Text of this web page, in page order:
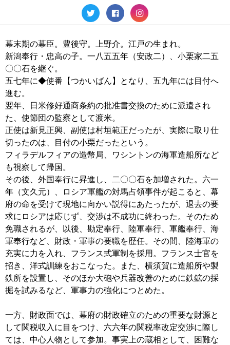
幕末期の幕臣。豊後守。上野介。江戸の生まれ。
新潟奉行・忠高の子。一八五五年（安政二）、小栗家二五
〇〇石を継ぐ。
五七年に◆使番【つかいばん】となり、五九年には目付へ
進む。
翌年、日米修好通商条約の批准書交換のために派遣され
た、使節団の監察として渡米。
正使は新見正興、副使は村垣範正だったが、実際に取り仕
切ったのは、目付の小栗だったという。
フィラデルフィアの造幣局、ワシントンの海軍造船所など
も視察して帰国。
その後、外国奉行に昇進し、二〇〇石を加増された。六一
年（文久元）、ロシア軍艦の対馬占領事件が起こると、幕
府の命を受けて現地に向かい説得にあたったが、退去の要
求にロシアは応じず、交渉は不成功に終わった。そのため
免職されるが、以後、勘定奉行、陸軍奉行、軍艦奉行、海
軍奉行など、財政・軍事の要職を歴任。その間、陸海軍の
充実に力を入れ、フランス式軍制を採用。フランス士官を
招き、洋式訓練をおこなった。また、横須賀に造船所や製
鉄所を設置し、そのほか大砲や兵器改善のために鉄鉱の採
掘を試みるなど、軍事力の強化につとめた。
一方、財政面では、幕府の財政確立のための重要な財源と
して関税収入に目をつけ、六六年の関税率改定交渉に際し
ては、中心人物として参加。事実上の蔵相として、困難な